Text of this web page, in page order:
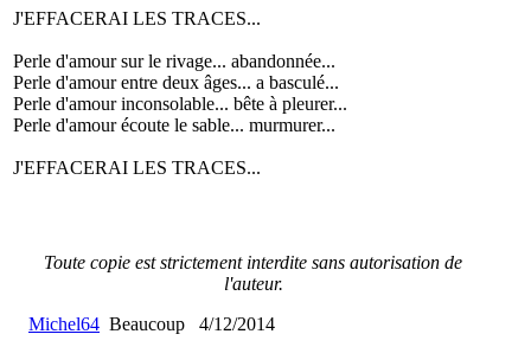
J'EFFACERAI LES TRACES...
Perle d'amour sur le rivage... abandonnée...
Perle d'amour entre deux âges... a basculé...
Perle d'amour inconsolable... bête à pleurer...
Perle d'amour écoute le sable... murmurer...
J'EFFACERAI LES TRACES...
Toute copie est strictement interdite sans autorisation de
l'auteur.
Michel64 Beaucoup
4/12/2014